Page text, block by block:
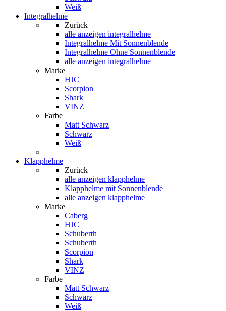
Weiß
Integralhelme
Zurück
alle anzeigen integralhelme
Integralhelme Mit Sonnenblende
Integralhelme Ohne Sonnenblende
alle anzeigen integralhelme
Marke
HJC
Scorpion
Shark
VINZ
Farbe
Matt Schwarz
Schwarz
Weiß
Klapphelme
Zurück
alle anzeigen klapphelme
Klapphelme mit Sonnenblende
alle anzeigen klapphelme
Marke
Caberg
HJC
Schuberth
Schuberth
Scorpion
Shark
VINZ
Farbe
Matt Schwarz
Schwarz
Weiß